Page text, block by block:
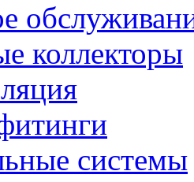
коллекторы
системы